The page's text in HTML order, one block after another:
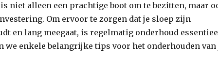
niet alleen een prachtige boot om te bezitten, maar
Om ervoor te zorgen dat je sloep zijn
en lang meegaat, is regelmatig onderhoud
we enkele belangrijke tips voor het onderhouden van